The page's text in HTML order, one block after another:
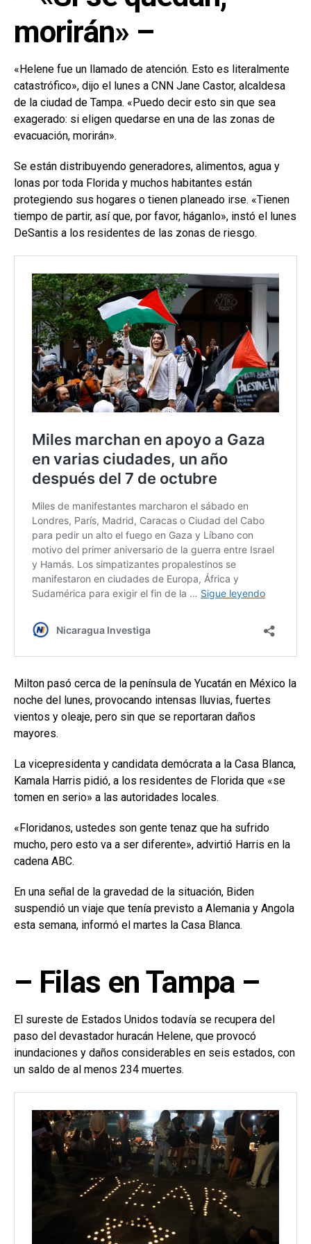
morirán» –
«Helene fue un llamado de atención. Esto es literalmente
catastrófico», dijo el lunes a CNN Jane Castor, alcaldesa
de la ciudad de Tampa. «Puedo decir esto sin que sea
exagerado: si eligen quedarse en una de las zonas de
evacuación, morirán».
Se están distribuyendo generadores, alimentos, agua y
lonas por toda Florida y muchos habitantes están
protegiendo sus hogares o tienen planeado irse. «Tienen
tiempo de partir, así que, por favor, háganlo», instó el lunes
DeSantis a los residentes de las zonas de riesgo.
Milton pasó cerca de la península de Yucatán en México la
noche del lunes, provocando intensas lluvias, fuertes
vientos y oleaje, pero sin que se reportaran daños
mayores.
La vicepresidenta y candidata demócrata a la Casa Blanca,
Kamala Harris pidió, a los residentes de Florida que «se
tomen en serio» a las autoridades locales.
«Floridanos, ustedes son gente tenaz que ha sufrido
mucho, pero esto va a ser diferente», advirtió Harris en la
cadena ABC.
En una señal de la gravedad de la situación, Biden
suspendió un viaje que tenía previsto a Alemania y Angola
esta semana, informó el martes la Casa Blanca.
– Filas en Tampa –
El sureste de Estados Unidos todavía se recupera del
paso del devastador huracán Helene, que provocó
inundaciones y daños considerables en seis estados, con
un saldo de al menos 234 muertes.